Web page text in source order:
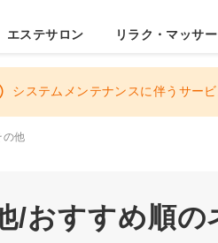
エステサロン リラク・マッサ
システムメンテナンスに伴うサー
の他
/おすすめ順の